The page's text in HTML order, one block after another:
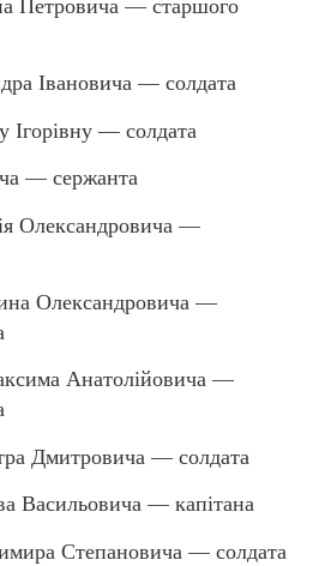
Івановича — солдата
— солдата
— сержанта
Олександровича —
Олександровича —
Анатолійовича —
Дмитровича — солдата
Васильовича — капітана
Степановича — солдата